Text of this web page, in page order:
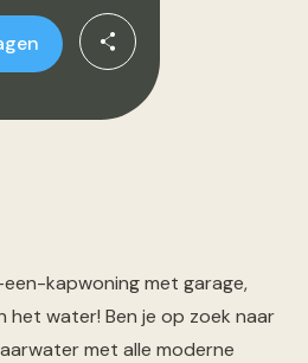
kapwoning met garage,
het water! Ben je op zoek naar
met alle moderne